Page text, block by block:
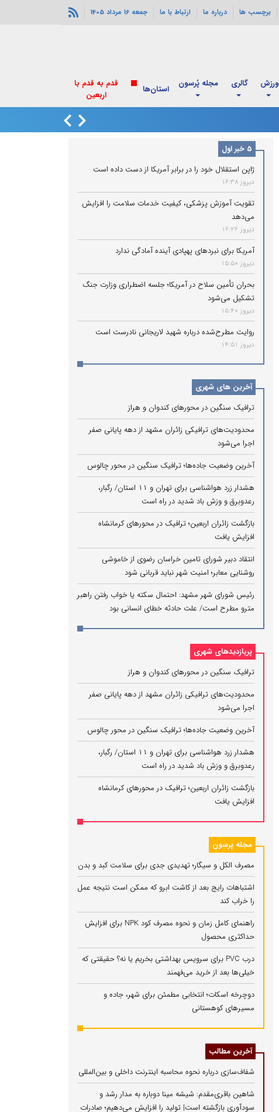
برچسب ها درباره ما ارتباط با ما جمعه 16 مرداد 1405
ورزش گالری مجله پُرسون استان‌ها
قدم به قدم با
اربعین
5 خبر اول
ژاپن استقلال خود را در برابر آمریکا از دست داده است
دیروز 16:38
تقویت آموزش پزشکی، کیفیت خدمات سلامت را افزایش
می‌دهد
دیروز 16:26
آمریکا برای نبردهای پهپادی آینده آمادگی ندارد
دیروز 15:50
بحران تأمین سلاح در آمریکا؛ جلسه اضطراری وزارت جنگ
تشکیل می‌شود
دیروز 15:40
روایت مطرح‌شده درباره شهید لاریجانی نادرست است
دیروز 14:51
آخرین های شهری
ترافیک سنگین در محورهای کندوان و هراز
محدودیت‌های ترافیکی زائران مشهد از دهه پایانی صفر
اجرا می‌شود
آخرین وضعیت جاده‌ها؛ ترافیک سنگین در محور چالوس
هشدار زرد هواشناسی برای تهران و ۱۱ استان/ رگبار،
رعدوبرق و وزش باد شدید در راه است
بازگشت زائران اربعین؛ ترافیک در محورهای کرمانشاه
افزایش یافت
انتقاد دبیر شورای تامین خراسان رضوی از خاموشی
روشنایی معابر؛ امنیت شهر نباید قربانی شود
رئیس شورای شهر مشهد: احتمال سکته یا خواب رفتن راهبر
مترو مطرح است/ علت حادثه خطای انسانی بود
پربازدیدهای شهری
ترافیک سنگین در محورهای کندوان و هراز
محدودیت‌های ترافیکی زائران مشهد از دهه پایانی صفر
اجرا می‌شود
آخرین وضعیت جاده‌ها؛ ترافیک سنگین در محور چالوس
هشدار زرد هواشناسی برای تهران و ۱۱ استان/ رگبار،
رعدوبرق و وزش باد شدید در راه است
بازگشت زائران اربعین؛ ترافیک در محورهای کرمانشاه
افزایش یافت
مجله پرسون
مصرف الکل و سیگار؛ تهدیدی جدی برای سلامت کبد و بدن
اشتباهات رایج بعد از کاشت ابرو که ممکن است نتیجه عمل
را خراب کند
راهنمای کامل زمان و نحوه مصرف کود NPK برای افزایش
حداکثری محصول
درب PVC برای سرویس بهداشتی بخریم یا نه؟ حقیقتی که
خیلی‌ها بعد از خرید می‌فهمند
دوچرخه اسکات؛ انتخابی مطمئن برای شهر، جاده و
مسیرهای کوهستانی
آخرین مطالب
شفاف‌سازی درباره نحوه محاسبه اینترنت داخلی و بین‌المللی
شاهین باقری‌مقدم: شیشه مینا دوباره به مدار رشد و
سودآوری بازگشته است| تولید را افزایش می‌دهیم؛ صادرات